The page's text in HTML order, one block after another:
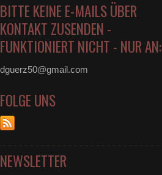
BITTE KEINE E-MAILS ÜBER
KONTAKT ZUSENDEN -
FUNKTIONIERT NICHT - NUR AN:
dguerz50@gmail.com
FOLGE UNS
NEWSLETTER